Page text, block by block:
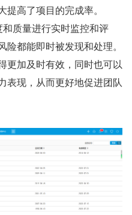
提高了项目的完成率。
质量进行实时监控和评
险都能即时被发现和处理。
更加及时有效，同时也可以
表现，从而更好地促进团队